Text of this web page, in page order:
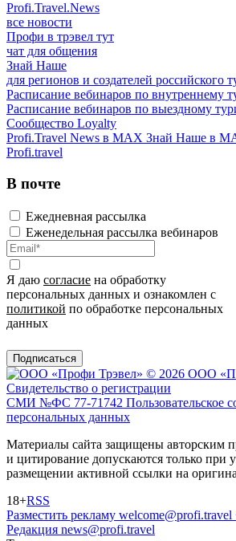
Profi.Travel.News
все новости
Профи в трэвел тут
чат для общения
Знай Наше
для регионов и создателей российского
Расписание вебинаров по внутреннему
Расписание вебинаров по выездному
Сообщество Loyalty
Profi.Travel News в MAX Знай Наше в
Profi.travel
В почте
Ежедневная рассылка
Еженедельная рассылка вебинаров
Я даю согласие на обработку
персональных данных и ознакомлен с
политикой по обработке персональных
данных
Подписаться
© 2026 ООО
Свидетельство о регистрации
СМИ №ФС 77-71742 Пользовательское
персональных данных
Материалы сайта защищены авторским
и цитирование допускаются только при
размещении активной ссылки на
18+RSS
Разместить рекламу welcome@profi.travel
Редакция news@profi.travel